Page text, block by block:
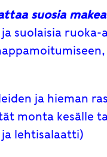
suosia
suolaisia
ja hieman
monta kesälle
lehtisalaatti)